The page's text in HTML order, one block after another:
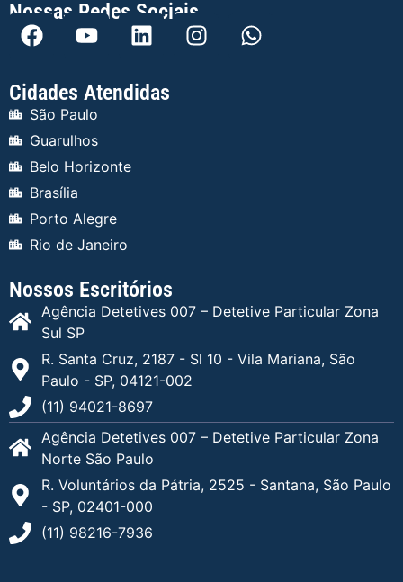
Nossas Redes Sociais
Cidades Atendidas
São Paulo
Guarulhos
Belo Horizonte
Brasília
Porto Alegre
Rio de Janeiro
Nossos Escritórios
Agência Detetives 007 – Detetive Particular Zona
Sul SP
R. Santa Cruz, 2187 - Sl 10 - Vila Mariana, São
Paulo - SP, 04121-002
(11) 94021-8697
Agência Detetives 007 – Detetive Particular Zona
Norte São Paulo
R. Voluntários da Pátria, 2525 - Santana, São Paulo
- SP, 02401-000
(11) 98216-7936